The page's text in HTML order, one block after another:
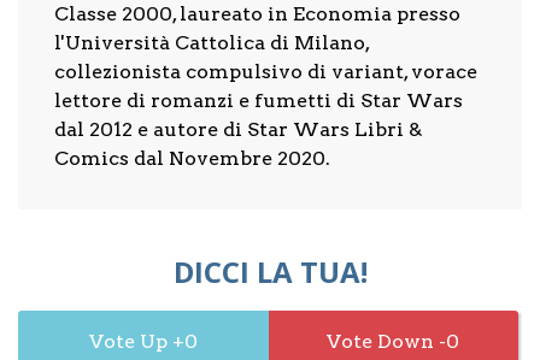
Classe 2000, laureato in Economia presso
l'Università Cattolica di Milano,
collezionista compulsivo di variant, vorace
lettore di romanzi e fumetti di Star Wars
dal 2012 e autore di Star Wars Libri &
Comics dal Novembre 2020.
DICCI LA TUA!
0 0